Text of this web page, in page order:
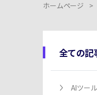
AI動画・画像編集アプリ
オールインワンAI生成プラ
ホームページ >
全ての記
AIツール